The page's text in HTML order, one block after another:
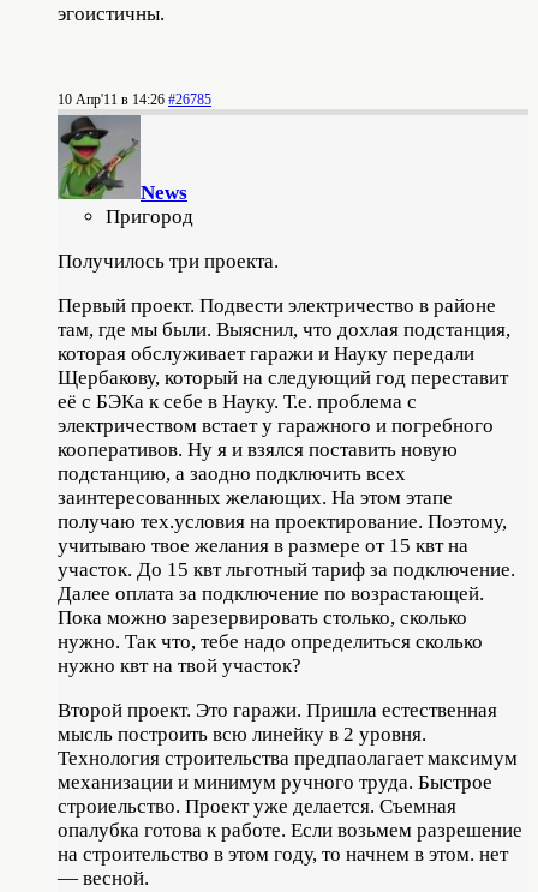
эгоистичны.
10 Апр'11 в 14:26 #26785
News
Пригород
Получилось три проекта.
Первый проект. Подвести электричество в районе
там, где мы были. Выяснил, что дохлая подстанция,
которая обслуживает гаражи и Науку передали
Щербакову, который на следующий год переставит
её с БЭКа к себе в Науку. Т.е. проблема с
электричеством встает у гаражного и погребного
кооперативов. Ну я и взялся поставить новую
подстанцию, а заодно подключить всех
заинтересованных желающих. На этом этапе
получаю тех.условия на проектирование. Поэтому,
учитываю твое желания в размере от 15 квт на
участок. До 15 квт льготный тариф за подключение.
Далее оплата за подключение по возрастающей.
Пока можно зарезервировать столько, сколько
нужно. Так что, тебе надо определиться сколько
нужно квт на твой участок?
Второй проект. Это гаражи. Пришла естественная
мысль построить всю линейку в 2 уровня.
Технология строительства предпаолагает максимум
механизации и минимум ручного труда. Быстрое
строиельство. Проект уже делается. Съемная
опалубка готова к работе. Если возьмем разрешение
на строительство в этом году, то начнем в этом. нет
— весной.